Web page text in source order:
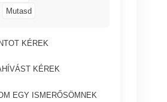
Mutasd
KÉREK
KÉREK
EGY ISMERŐSÖMNEK